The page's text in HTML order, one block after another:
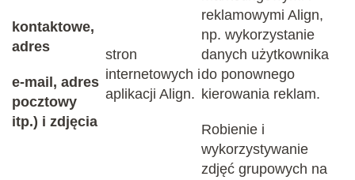
kontaktowe,
adres
e-mail, adres
pocztowy
itp.) i zdjęcia
stron
internetowych i
aplikacji Align.
reklamowymi Align,
np. wykorzystanie
danych użytkownika
do ponownego
kierowania reklam.
Robienie i
wykorzystywanie
zdjęć grupowych na